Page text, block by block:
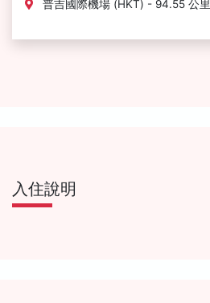
普吉國際機場 (HKT) - 94.55 公里
入住說明